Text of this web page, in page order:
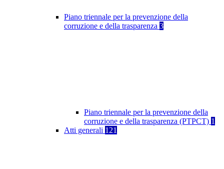
Piano triennale per la prevenzione della
corruzione e della trasparenza 3
Piano triennale per la prevenzione della
corruzione e della trasparenza (PTPCT) 1
Atti generali 121